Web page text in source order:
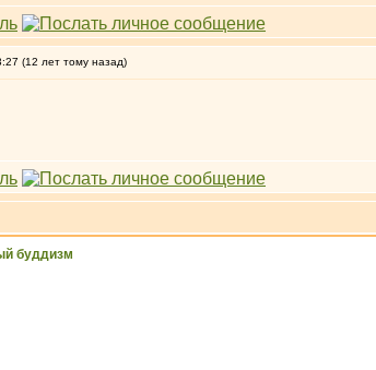
(12 лет тому назад)
буддизм